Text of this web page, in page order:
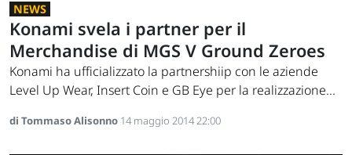
NEWS
Konami svela i partner per il
Merchandise di MGS V Ground Zeroes
Konami ha ufficializzato la partnershiip con le aziende
Level Up Wear, Insert Coin e GB Eye per la realizzazione...
di Tommaso Alisonno 14 maggio 2014 22:00